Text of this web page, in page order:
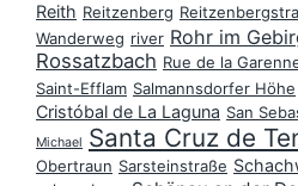
Reith Reitzenberg
Wanderweg river Rohr im
Rossatzbach Rue de la
Saint-Efflam Salmannsdorfer Höhe
Cristóbal de La Laguna San
Michael Santa Cruz de
Obertraun Sarsteinstraße